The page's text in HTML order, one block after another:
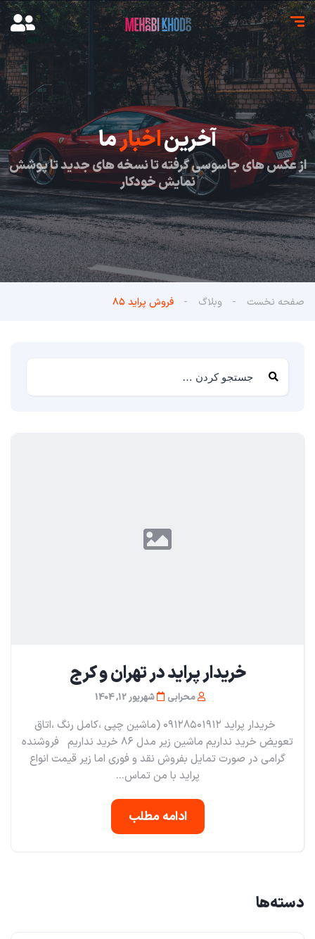
آخریناخبارما
از عکس های جاسوسی گرفته تا نسخه های جدید تا پوشش
نمایش خودکار
صفحه نخست وبلاگ فروش پراید ۸۵
خریدار پراید در تهران و کرج
محرابی شهریور 12, 1404
خریدار پراید ۰۹۱۲۸۵۰۱۹۱۲ (ماشین چپی ،کامل رنگ ،اتاق
تعویض خرید نداریم ماشین زیر مدل ۸۶ خرید نداریم فروشنده
گرامی در صورت تمایل بفروش نقد و فوری اما زیر قیمت انواع
پراید با من تماس...
ادامه مطلب
دسته‌ها